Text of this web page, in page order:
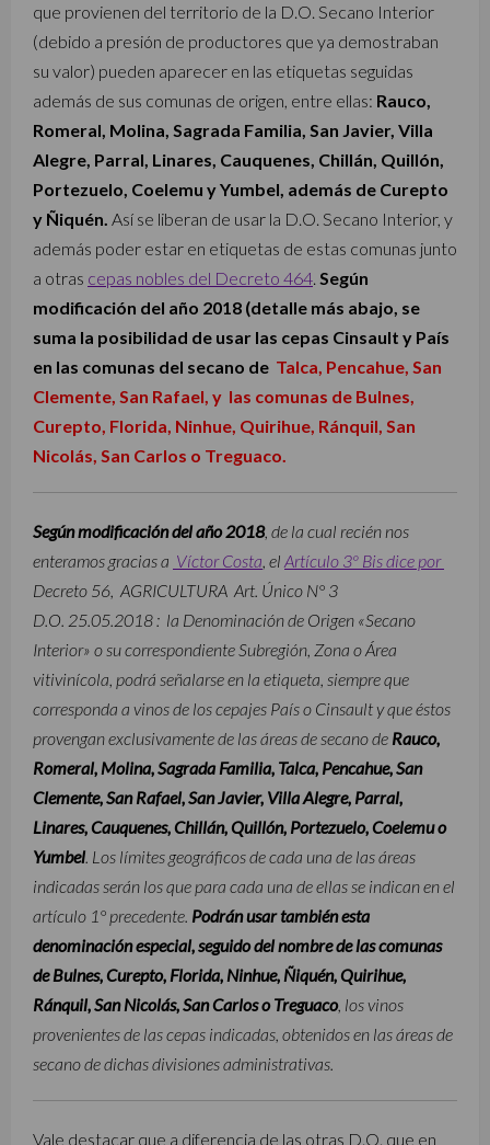
que provienen del territorio de la D.O. Secano Interior
(debido a presión de productores que ya demostraban
su valor) pueden aparecer en las etiquetas seguidas
además de sus comunas de origen, entre ellas: Rauco,
Romeral, Molina, Sagrada Familia, San Javier, Villa
Alegre, Parral, Linares, Cauquenes, Chillán, Quillón,
Portezuelo, Coelemu y Yumbel, además de Curepto
y Ñiquén. Así se liberan de usar la D.O. Secano Interior, y
además poder estar en etiquetas de estas comunas junto
a otras cepas nobles del Decreto 464. Según
modificación del año 2018 (detalle más abajo, se
suma la posibilidad de usar las cepas Cinsault y País
en las comunas del secano de Talca, Pencahue, San
Clemente, San Rafael, y las comunas de Bulnes,
Curepto, Florida, Ninhue, Quirihue, Ránquil, San
Nicolás, San Carlos o Treguaco.
Según modificación del año 2018, de la cual recién nos
enteramos gracias a Víctor Costa, el Artículo 3º Bis dice por
Decreto 56, AGRICULTURA Art. Único N° 3
D.O. 25.05.2018 : la Denominación de Origen «Secano
Interior» o su correspondiente Subregión, Zona o Área
vitivinícola, podrá señalarse en la etiqueta, siempre que
corresponda a vinos de los cepajes País o Cinsault y que éstos
provengan exclusivamente de las áreas de secano de Rauco,
Romeral, Molina, Sagrada Familia, Talca, Pencahue, San
Clemente, San Rafael, San Javier, Villa Alegre, Parral,
Linares, Cauquenes, Chillán, Quillón, Portezuelo, Coelemu o
Yumbel. Los límites geográficos de cada una de las áreas
indicadas serán los que para cada una de ellas se indican en el
artículo 1° precedente. Podrán usar también esta
denominación especial, seguido del nombre de las comunas
de Bulnes, Curepto, Florida, Ninhue, Ñiquén, Quirihue,
Ránquil, San Nicolás, San Carlos o Treguaco, los vinos
provenientes de las cepas indicadas, obtenidos en las áreas de
secano de dichas divisiones administrativas.
Vale destacar que a diferencia de las otras D.O. que en